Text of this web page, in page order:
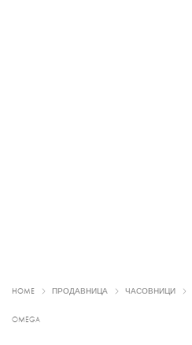
HOME ПРОДАВНИЦА ЧАСОВНИЦИ
OMEGA